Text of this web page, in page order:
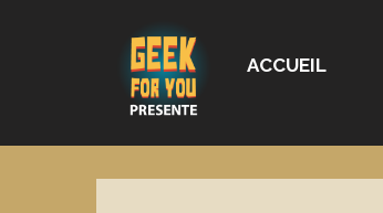
ACCUEIL